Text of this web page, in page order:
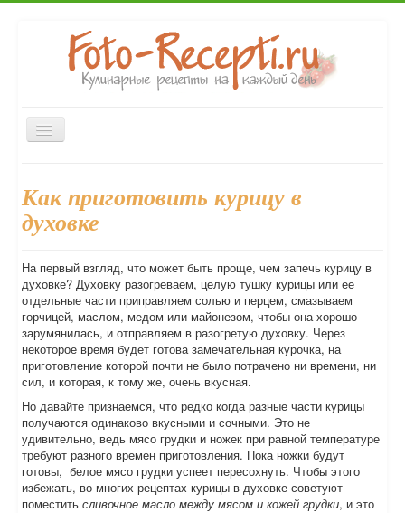
Включить/
выключить
Десерты
Выпечка Напитки
Консервирование
Форум
Как приготовить курицу в
духовке
На первый взгляд, что может быть проще, чем запечь курицу в
духовке? Духовку разогреваем, целую тушку курицы или ее
отдельные части приправляем солью и перцем, смазываем
горчицей, маслом, медом или майонезом, чтобы она хорошо
зарумянилась, и отправляем в разогретую духовку. Через
некоторое время будет готова замечательная курочка, на
приготовление которой почти не было потрачено ни времени, ни
сил, и которая, к тому же, очень вкусная.
Но давайте признаемся, что редко когда разные части курицы
получаются одинаково вкусными и сочными. Это не
удивительно, ведь мясо грудки и ножек при равной температуре
требуют разного времен приготовления. Пока ножки будут
готовы, белое мясо грудки успеет пересохнуть. Чтобы этого
избежать, во многих рецептах курицы в духовке советуют
поместить сливочное масло между мясом и кожей грудки, и это